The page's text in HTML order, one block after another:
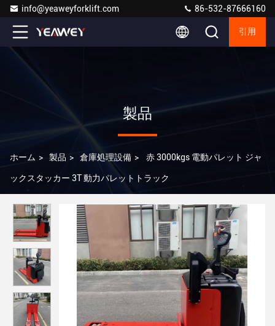
info@yeaweyforklift.com 86-532-87666160
引用
製品
ホーム > 製品 > 倉庫処理設備 > 赤 3000kgs 電動パレット ジャ
ックスタッカー 3T 動力パレットトラック